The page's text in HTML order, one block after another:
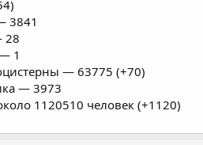
3841
28
1
— 63775 (+70)
— 3973
1120510 человек (+1120)